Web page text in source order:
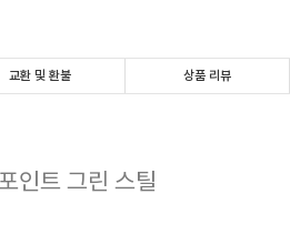
교환 및 환불 상품 리뷰
인트 그린 스틸